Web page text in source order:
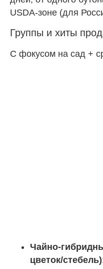
USDA-зоне (для
Группы и хиты
С фокусом на сад +
Чайно-
цветок/стебель)